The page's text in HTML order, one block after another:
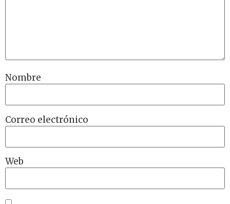
Nombre
Correo electrónico
Web